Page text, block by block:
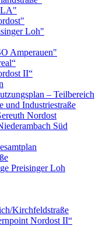
Loh"
Amperauen"
II“
– Teilbereich
und Industriestraße
Nordost
Süd
Preisinger Loh
Kirchfeldstraße
Nordost II“